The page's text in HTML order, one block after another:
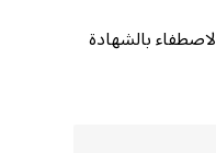
بالشهادة